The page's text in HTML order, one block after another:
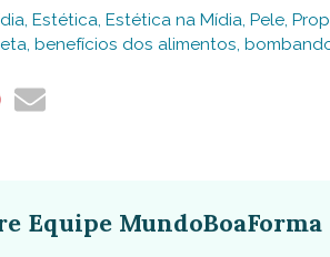
, Estética, Estética na Mídia, Pele,
, benefícios dos alimentos,
ShareShare
Equipe MundoBoaForma